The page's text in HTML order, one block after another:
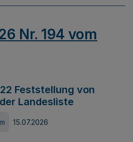
Nr. 194 vom
Feststellung von
Landesliste
15.07.2026